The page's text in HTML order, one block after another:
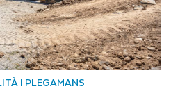
I PLEGAMANS